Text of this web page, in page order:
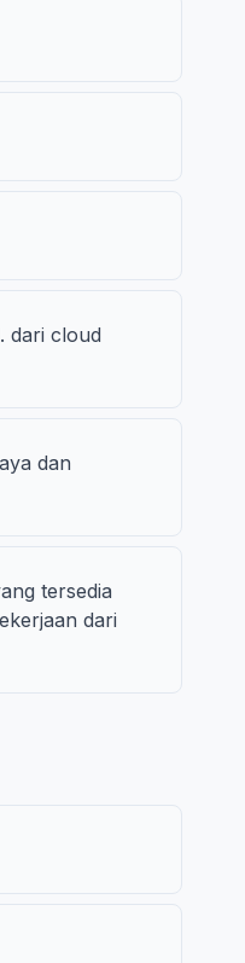
dari cloud
dan
tersedia
dari